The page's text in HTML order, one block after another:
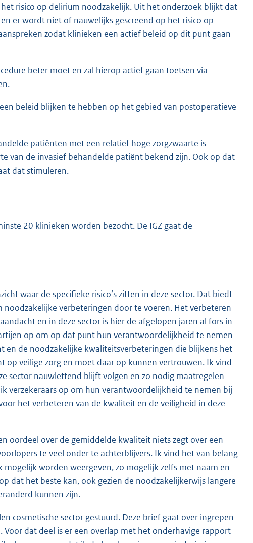
risico op delirium noodzakelijk. Uit het onderzoek blijkt dat
er wordt niet of nauwelijks gescreend op het risico op
zodat klinieken een actief beleid op dit punt gaan
beter moet en zal hierop actief gaan toetsen via
beleid blijken te hebben op het gebied van postoperatieve
patiënten met een relatief hoge zorgzwaarte is
van de invasief behandelde patiënt bekend zijn. Ook op dat
dat stimuleren.
20 klinieken worden bezocht. De IGZ gaat de
waar de specifieke risico’s zitten in deze sector. Dat biedt
verbeteringen door te voeren. Het verbeteren
en in deze sector is hier de afgelopen jaren al fors in
op om op dat punt hun verantwoordelijkheid te nemen
en de noodzakelijke kwaliteitsverbeteringen die blijkens het
veilige zorg en moet daar op kunnen vertrouwen. Ik vind
sector nauwlettend blijft volgen en zo nodig maatregelen
verzekeraars op om hun verantwoordelijkheid te nemen bij
het verbeteren van de kwaliteit en de veiligheid in deze
oordeel over de gemiddelde kwaliteit niets zegt over een
te veel onder te achterblijvers. Ik vind het van belang
worden weergeven, zo mogelijk zelfs met naam en
dat het beste kan, ook gezien de noodzakelijkerwijs langere
kunnen zijn.
cosmetische sector gestuurd. Deze brief gaat over ingrepen
dat deel is er een overlap met het onderhavige rapport